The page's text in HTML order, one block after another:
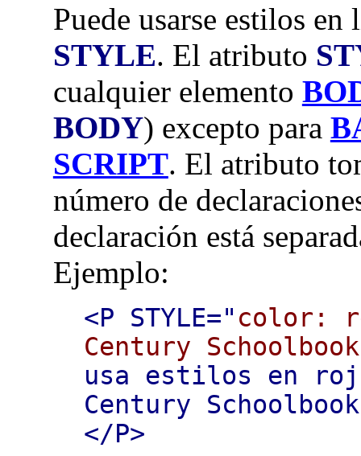
Puede usarse estilos
STYLE. El atributo
cualquier elemento
BODY) excepto para
SCRIPT. El atributo
número de
declaración está
Ejemplo:
<P STYLE=" color:
Century
usa estilos en
Century
</P>